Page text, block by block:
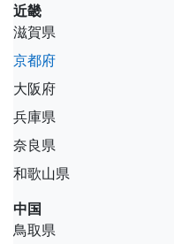
近畿
滋賀県
京都府
大阪府
兵庫県
奈良県
和歌山県
中国
鳥取県